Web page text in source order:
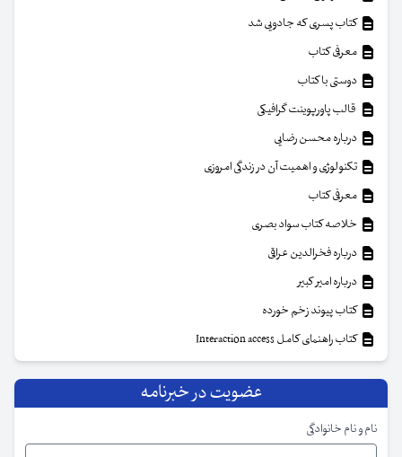
کتاب پسری که جادویی شد
معرفی کتاب
دوستی با کتاب
قالب پاورپوینت گرافیکی
درباره محسن رضایی
تکنولوژی و اهمیت آن در زندگی امروزی
معرفی کتاب
خلاصه کتاب سواد بصری
درباره فخرالدین عراقی
درباره امیر کبیر
کتاب پیوند زخم خورده
کتاب راهنمای کامل Interaction access
عضویت در خبرنامه
نام و نام خانوادگی